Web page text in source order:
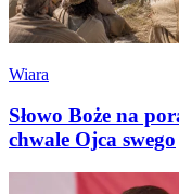
Wiara
Słowo Boże na
chwale Ojca swego